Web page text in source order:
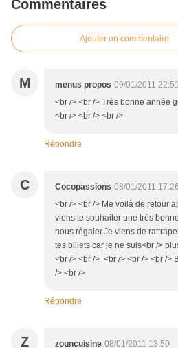
Commentaires
Ajouter un commentaire
M menus propos 09/01/2011 22:51
<br /> <br /> Très bonne année
<br /> <br /> <br />
Répondre
C Cocopassions 08/01/2011 17:26
<br /> <br /> Me voilà de retour
viens te souhaiter une très
nous régaler.Je viens de
tes billets car je ne suis<br />
<br /> <br /> <br /> <br /> <br />
/> <br />
Répondre
Z zouncuisine 08/01/2011 13:50